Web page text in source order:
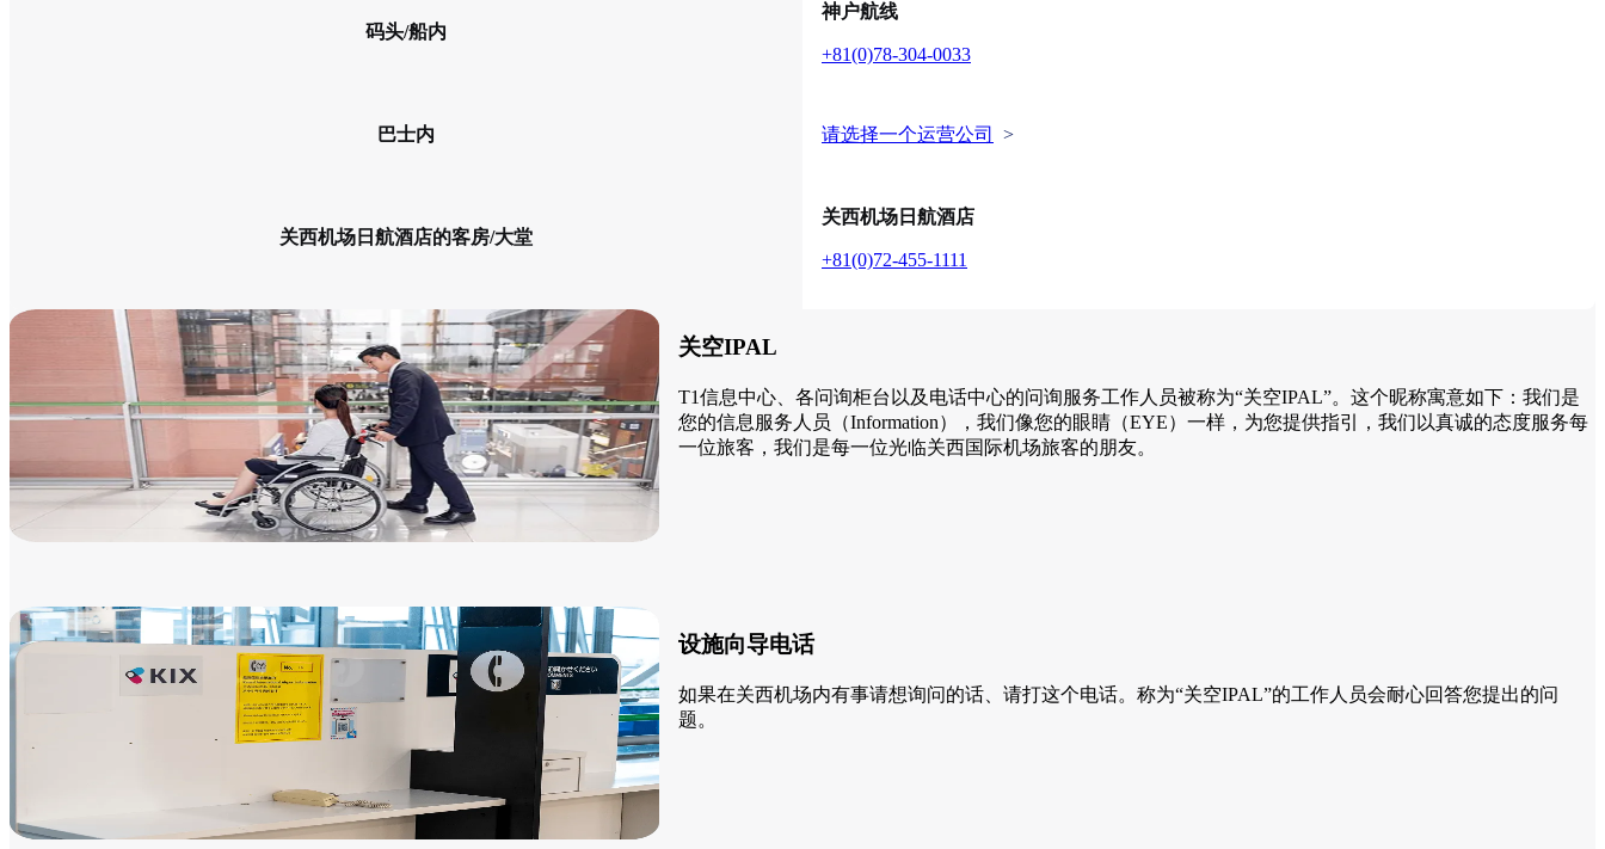
码头/船内
神户航线
+81(0)78-304-0033
巴士内 请选择一个运营公司 >
关西机场日航酒店的客房/大堂
关西机场日航酒店
+81(0)72-455-1111
关空IPAL
T1信息中心、各问询柜台以及电话中心的问询服务工作人员被称为“关空IPAL”。这个昵称寓意如下：我们是
您的信息服务人员（Information），我们像您的眼睛（EYE）一样，为您提供指引，我们以真诚的态度服务每
一位旅客，我们是每一位光临关西国际机场旅客的朋友。
设施向导电话
如果在关西机场内有事请想询问的话、请打这个电话。称为“关空IPAL”的工作人员会耐心回答您提出的问
题。